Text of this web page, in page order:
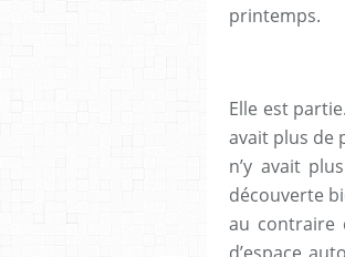
printemps.
Elle est
avait plus de
n’y avait
découverte
au contraire